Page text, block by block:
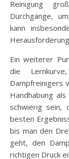
Reinigung
Durchgänge,
kann
Ein weiterer
die
Dampfreinigers
Handhabung
schwierig sein,
besten
bis man den
geht, den
richtigen Druck